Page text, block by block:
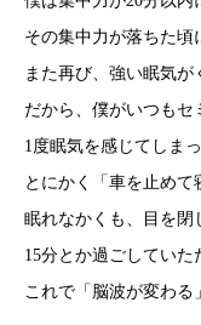
その集中力が落ちた頃
また再び、強い眠気が
だから、僕がいつもセ
1度眠気を感じてしま
とにかく「車を止めて
眠れなかくも、目を閉
15分とか過ごしていた
これで「脳波が変わる